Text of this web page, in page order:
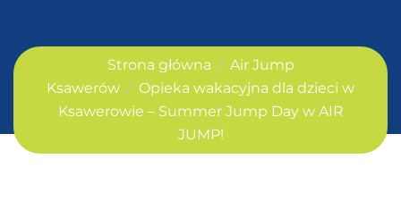
Strona główna
Air Jump
Ksawerów
Opieka wakacyjna dla dzieci w
Ksawerowie – Summer Jump Day w AIR
JUMP!